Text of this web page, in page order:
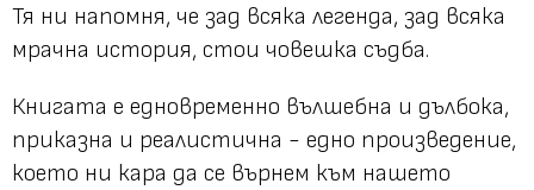
Тя ни напомня, че зад всяка легенда, зад всяка
мрачна история, стои човешка съдба.
Книгата е едновременно вълшебна и дълбока,
приказна и реалистична - едно произведение,
което ни кара да се върнем към нашето